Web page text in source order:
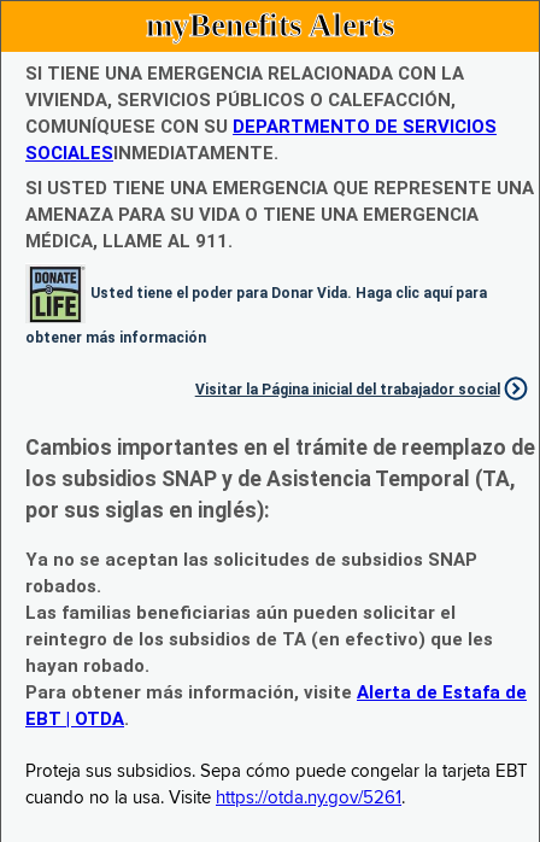
myBenefits Alerts
SI TIENE UNA EMERGENCIA RELACIONADA CON LA
VIVIENDA, SERVICIOS PÚBLICOS O CALEFACCIÓN,
COMUNÍQUESE CON SU DEPARTMENTO DE SERVICIOS
SOCIALESINMEDIATAMENTE.
SI USTED TIENE UNA EMERGENCIA QUE REPRESENTE UNA
AMENAZA PARA SU VIDA O TIENE UNA EMERGENCIA
MÉDICA, LLAME AL 911.
Usted tiene el poder para Donar Vida. Haga clic aquí para
obtener más información
Visitar la Página inicial del trabajador social
Cambios importantes en el trámite de reemplazo de
los subsidios SNAP y de Asistencia Temporal (TA,
por sus siglas en inglés):
Ya no se aceptan las solicitudes de subsidios SNAP
robados.
Las familias beneficiarias aún pueden solicitar el
reintegro de los subsidios de TA (en efectivo) que les
hayan robado.
Para obtener más información, visite Alerta de Estafa de
EBT | OTDA.
Proteja sus subsidios. Sepa cómo puede congelar la tarjeta EBT
cuando no la usa. Visite https://otda.ny.gov/5261 .